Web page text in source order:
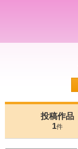
投稿作品
1件